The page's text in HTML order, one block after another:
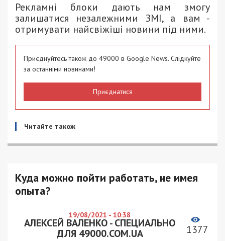
Рекламні блоки дають нам змогу
залишатися незалежними ЗМІ, а вам -
отримувати найсвіжіші новини під ними.
Приєднуйтесь також до 49000 в Google News. Слідкуйте
за останніми новинами!
Приєднатися
Читайте також
Куда можно пойти работать, не имея
опыта?
19/08/2021 - 10:38
АЛЕКСЕЙ ВАЛЕНКО - СПЕЦИАЛЬНО
ДЛЯ 49000.COM.UA
1377